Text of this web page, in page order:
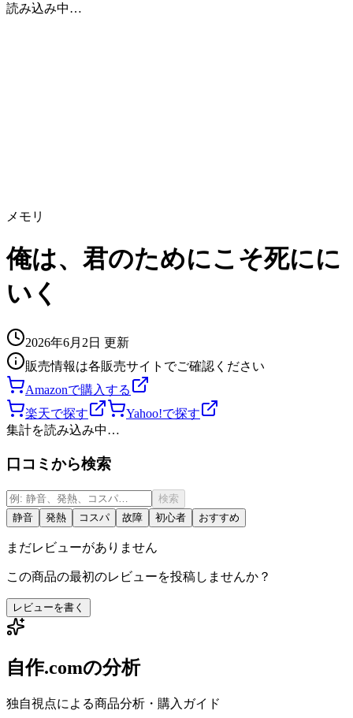
読み込み中…
メモリ
俺は、君のためにこそ死にに
いく
2026年6月2日 更新
販売情報は各販売サイトでご確認ください
Amazonで購入する
楽天で探す
Yahoo!で探す
集計を読み込み中…
口コミから検索
検索
静音
発熱 コスパ 故障 初心者 おすすめ
まだレビューがありません
この商品の最初のレビューを投稿しませんか？
レビューを書く
自作.comの分析
独自視点による商品分析・購入ガイド